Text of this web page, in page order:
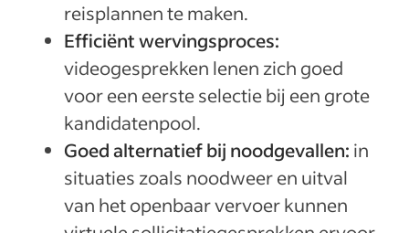
reisplannen te maken.
Efficiënt wervingsproces:
videogesprekken lenen zich goed
voor een eerste selectie bij een grote
kandidatenpool.
Goed alternatief bij noodgevallen: in
situaties zoals noodweer en uitval
van het openbaar vervoer kunnen